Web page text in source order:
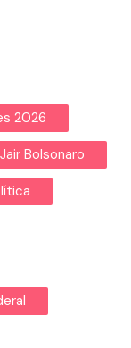
2026
Bolsonaro